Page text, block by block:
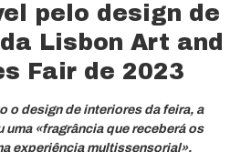
pelo design de
Lisbon Art and
Fair de 2023
o design de interiores da feira, a
«fragrância que receberá os
experiência multissensorial».